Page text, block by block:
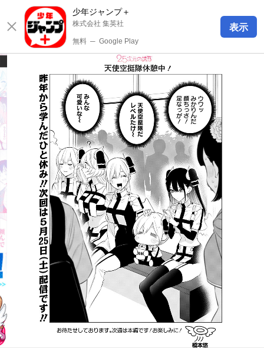
少年ジャンプ＋
株式会社 集英社
無料 ─ Google Play
表示